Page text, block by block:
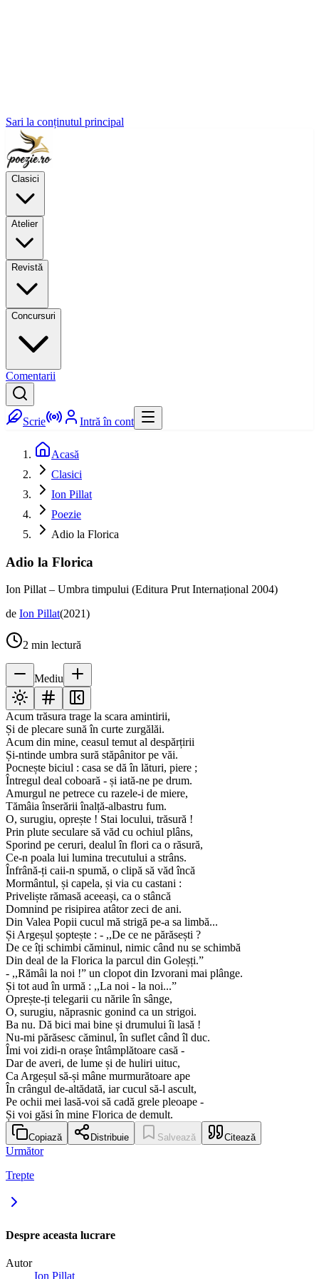
Sari la conținutul principal
Clasici
Atelier
Revistă
Concursuri
Comentarii
Scrie Intră în cont
Acasă
Clasici
Ion Pillat
Poezie
Adio la Florica
Adio la Florica
Ion Pillat – Umbra timpului (Editura Prut Internațional 2004)
de Ion Pillat(2021)
2 min lectură
Mediu
Acum trăsura trage la scara amintirii,
Și de plecare sună în curte zurgălăi.
Acum din mine, ceasul temut al despărțirii
Și-ntinde umbra sură stăpânitor pe văi.
Pocnește biciul : casa se dă în lături, piere ;
Întregul deal coboară - și iată-ne pe drum.
Amurgul ne petrece cu razele-i de miere,
Tămâia înserării înalță-albastru fum.
O, surugiu, oprește ! Stai locului, trăsură !
Prin plute seculare să văd cu ochiul plâns,
Sporind pe ceruri, dealul în flori ca o răsură,
Ce-n poala lui lumina trecutului a strâns.
Înfrână-ți caii-n spumă, o clipă să văd încă
Mormântul, și capela, și via cu castani :
Priveliște rămasă aceeași, ca o stâncă
Domnind pe risipirea atâtor zeci de ani.
Din Valea Popii cucul mă strigă pe-a sa limbă...
Și Argeșul șoptește : - ,,De ce ne părăsești ?
De ce îți schimbi căminul, nimic când nu se schimbă
Din deal de la Florica la parcul din Goleșți.”
- ,,Rămâi la noi !” un clopot din Izvorani mai plânge.
Și tot aud în urmă : ,,La noi - la noi...”
Oprește-ți telegarii cu nările în sânge,
O, surugiu, năprasnic gonind ca un strigoi.
Ba nu. Dă bici mai bine și drumului îi lasă !
Nu-mi părăsesc căminul, în suflet când îl duc.
Îmi voi zidi-n orașe întâmplătoare casă -
Dar de averi, de lume și de huliri uituc,
Ca Argeșul să-și mâne murmurătoare ape
În crângul de-altădată, iar cucul să-l ascult,
Pe ochii mei lasă-voi să cadă grele pleoape -
Și voi găsi în mine Florica de demult.
Copiază Distribuie Salvează Citează
Următor
Trepte
Despre aceasta lucrare
Autor
Ion Pillat